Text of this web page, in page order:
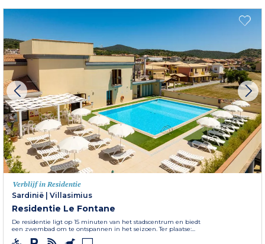
Verblijf in Residentie
Sardinië | Villasimius
Residentie Le Fontane
De residentie ligt op 15 minuten van het stadscentrum en biedt
een zwembad om te ontspannen in het seizoen. Ter plaatse:...